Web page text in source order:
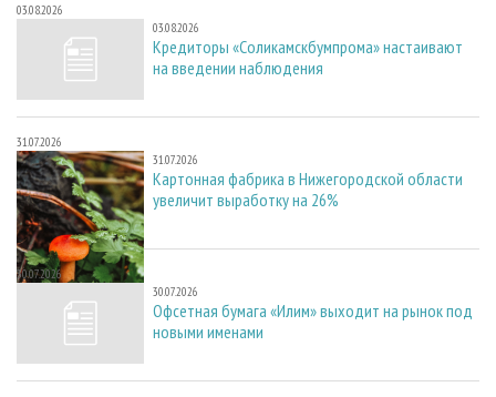
03.08.2026
03.08.2026
Кредиторы «Соликамскбумпрома» настаивают
на введении наблюдения
31.07.2026
31.07.2026
Картонная фабрика в Нижегородской области
увеличит выработку на 26%
30.07.2026
30.07.2026
Офсетная бумага «Илим» выходит на рынок под
новыми именами